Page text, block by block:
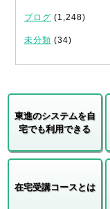
ブログ (1,248)
未分類 (34)
東進のシステムを自
宅でも利用できる
在宅受講コースとは